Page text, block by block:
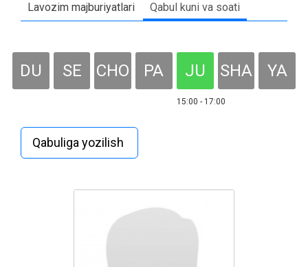
Lavozim majburiyatlari Qabul kuni va soati
DU SE CHO PA JU
15:00 - 17:00
SHA YA
Qabuliga yozilish